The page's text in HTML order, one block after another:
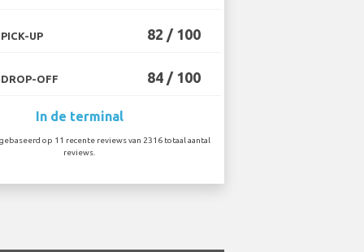
UP 82 / 100
OFF 84 / 100
In de terminal
op 11 recente reviews van 2316 totaal aantal
reviews.